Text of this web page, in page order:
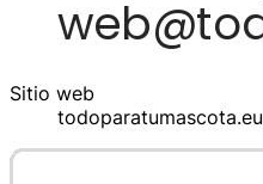
Sitio web
todoparatumascota.eu